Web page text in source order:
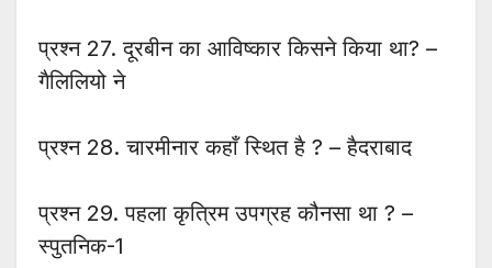
प्रश्न 27. दूरबीन का आविष्कार किसने किया था? –
गैलिलियो ने
प्रश्न 28. चारमीनार कहाँ स्थित है ? – हैदराबाद
प्रश्न 29. पहला कृत्रिम उपग्रह कौनसा था ? –
स्पुतनिक-1